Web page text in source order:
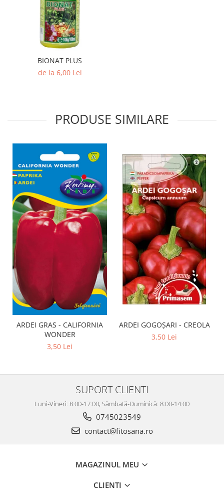
BIONAT PLUS
de la 6,00 Lei
PRODUSE SIMILARE
ARDEI GRAS - CALIFORNIA
WONDER
3,50 Lei
ARDEI GOGOȘARI - CREOLA
3,50 Lei
SUPORT CLIENTI
Luni-Vineri: 8:00-17:00; Sămbată-Duminică: 8:00-14:00
0745023549
contact@fitosana.ro
MAGAZINUL MEU
CLIENTI